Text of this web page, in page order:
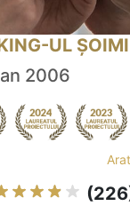
UL
2006